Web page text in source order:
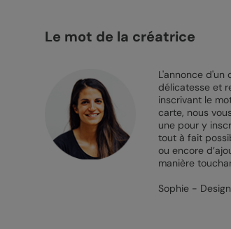
Le mot de la créatrice
L'annonce d'un
délicatesse et
inscrivant le
carte, nous
une pour y
tout à fait
ou encore
manière
Sophie -